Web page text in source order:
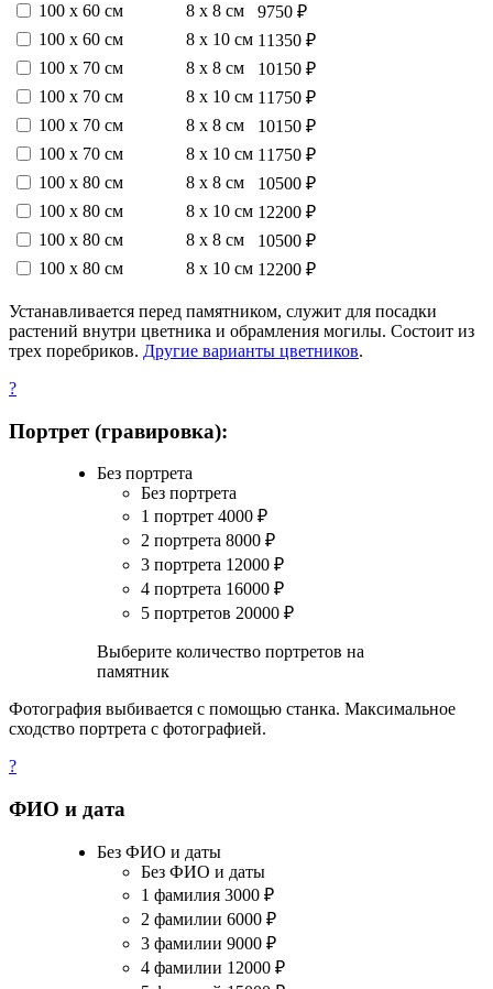
100 х 60 см
8 х 8 см
9750 ₽
100 х 60 см
8 х 10 см 11350 ₽
100 х 70 см
8 х 8 см
10150 ₽
100 х 70 см
8 х 10 см 11750 ₽
100 х 70 см
8 х 8 см
10150 ₽
100 х 70 см
8 х 10 см 11750 ₽
100 х 80 см
8 х 8 см
10500 ₽
100 х 80 см
8 х 10 см 12200 ₽
100 х 80 см
8 х 8 см
10500 ₽
100 х 80 см
8 х 10 см 12200 ₽
Устанавливается перед памятником, служит для посадки
растений внутри цветника и обрамления могилы. Состоит из
трех поребриков. Другие варианты цветников.
?
Портрет (гравировка):
Без портрета
Без портрета
1 портрет 4000 ₽
2 портрета 8000 ₽
3 портрета 12000 ₽
4 портрета 16000 ₽
5 портретов 20000 ₽
Выберите количество портретов на
памятник
Фотография выбивается с помощью станка. Максимальное
сходство портрета с фотографией.
?
ФИО и дата
Без ФИО и даты
Без ФИО и даты
1 фамилия 3000 ₽
2 фамилии 6000 ₽
3 фамилии 9000 ₽
4 фамилии 12000 ₽